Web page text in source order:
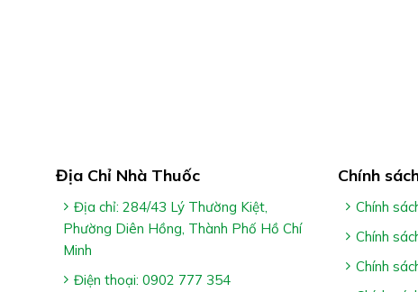
Địa Chỉ Nhà Thuốc
Địa chỉ: 284/43 Lý Thường Kiệt,
Phường Diên Hồng, Thành Phố Hồ Chí
Minh
Điện thoại: 0902 777 354
Chính
Chính
Chính
Chính